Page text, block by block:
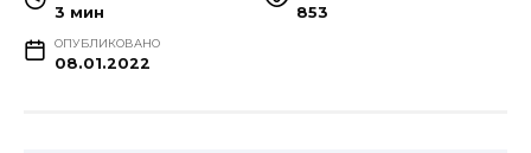
3 мин 853
ОПУБЛИКОВАНО
08.01.2022